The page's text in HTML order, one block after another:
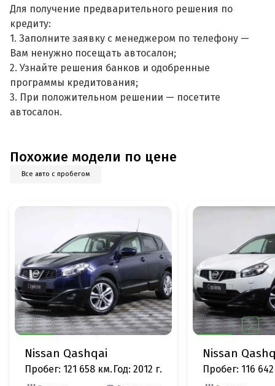
Для получение предварительного решения по
кредиту:
1. Заполните заявку с менеджером по телефону —
Вам ненужно посещать автосалон;
2. Узнайте решения банков и одобренные
программы кредитования;
3. При положительном решении — посетите
автосалон.
Похожие модели по цене
Все авто с пробегом
Nissan Qashqai
Пробег: 121 658 км. Год: 2012 г.
Nissan
Пробег: 116